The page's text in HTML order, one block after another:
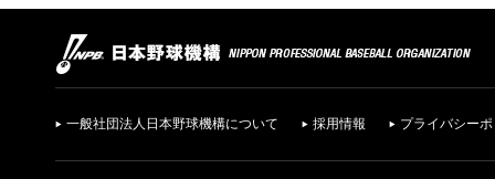
一般社団法人日本野球機構について 採用情報 プライバシー